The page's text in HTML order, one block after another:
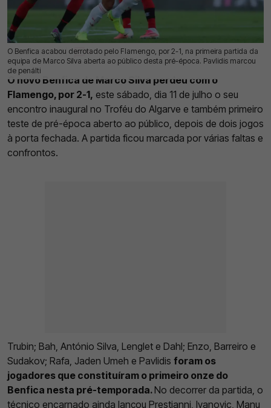
O Benfica acabou derrotado pelo Flamengo, por 2-1, na primeira partida da
equipa de Marco Silva aberta ao público desta pré-época. Pavlidis marcou
de penálti
11 Jul 2026 | 21:32 | 0
O novo Benfica de Marco Silva perdeu com o
Flamengo, por 2-1, este sábado, dia 11 de julho o seu
encontro inaugural no Troféu do Algarve e também primeiro
teste de pré-época aberto ao público, depois de dois jogos
à porta fechada. A partida ficou marcada por várias faltas e
confrontos.
Trubin; Bah, António Silva, Lenglet e Dahl; Enzo, Barreiro e
Sudakov; Rafa, Jaden Umeh e Pavlidis foram os
jogadores que constituíram o primeiro onze do
Benfica nesta pré-temporada.No decorrer da partida, o
técnico encarnado ainda lançou Prestianni, Ivanovic, Manu